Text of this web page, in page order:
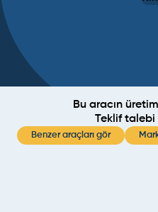
Bu aracın
Teklif talebi
Benzer araçları gör